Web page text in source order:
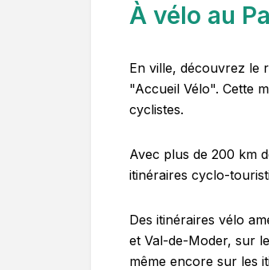
À vélo au
En ville, découvrez le
"Accueil Vélo". Cette
cyclistes.
Avec plus de 200 km
itinéraires cyclo-
Des itinéraires vélo
et Val-de-Moder, sur
même encore sur les